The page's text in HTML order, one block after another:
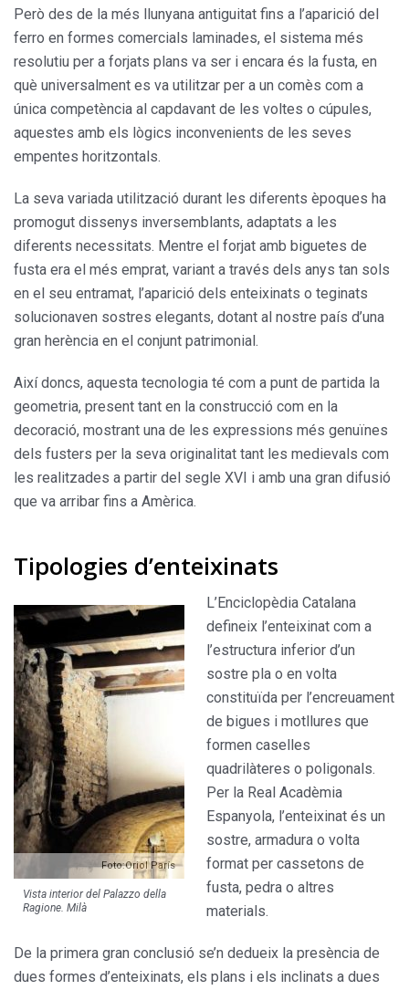
Però des de la més llunyana antiguitat fins a l’aparició del
ferro en formes comercials laminades, el sistema més
resolutiu per a forjats plans va ser i encara és la fusta, en
què universalment es va utilitzar per a un comès com a
única competència al capdavant de les voltes o cúpules,
aquestes amb els lògics inconvenients de les seves
empentes horitzontals.
La seva variada utilització durant les diferents èpoques ha
promogut dissenys inversemblants, adaptats a les
diferents necessitats. Mentre el forjat amb biguetes de
fusta era el més emprat, variant a través dels anys tan sols
en el seu entramat, l’aparició dels enteixinats o teginats
solucionaven sostres elegants, dotant al nostre país d’una
gran herència en el conjunt patrimonial.
Així doncs, aquesta tecnologia té com a punt de partida la
geometria, present tant en la construcció com en la
decoració, mostrant una de les expressions més genuïnes
dels fusters per la seva originalitat tant les medievals com
les realitzades a partir del segle XVI i amb una gran difusió
que va arribar fins a Amèrica.
Tipologies d’enteixinats
Foto:Oriol París
Vista interior del Palazzo della
Ragione. Milà
L’Enciclopèdia Catalana
defineix l’enteixinat com a
l’estructura inferior d’un
sostre pla o en volta
constituïda per l’encreuament
de bigues i motllures que
formen caselles
quadrilàteres o poligonals.
Per la Real Acadèmia
Espanyola, l’enteixinat és un
sostre, armadura o volta
format per cassetons de
fusta, pedra o altres
materials.
De la primera gran conclusió se’n dedueix la presència de
dues formes d’enteixinats, els plans i els inclinats a dues